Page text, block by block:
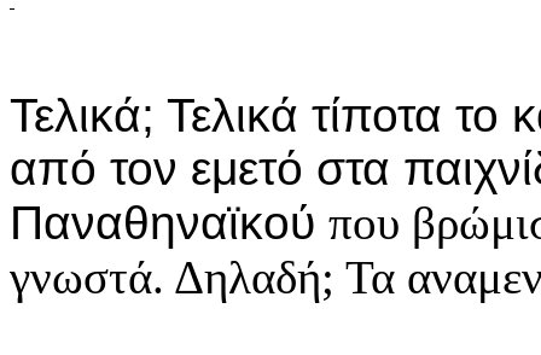
Τελικά; Τελικά τίποτα το
από τον εμετό στα
Παναθηναϊκού που
γνωστά. Δηλαδή; Τα